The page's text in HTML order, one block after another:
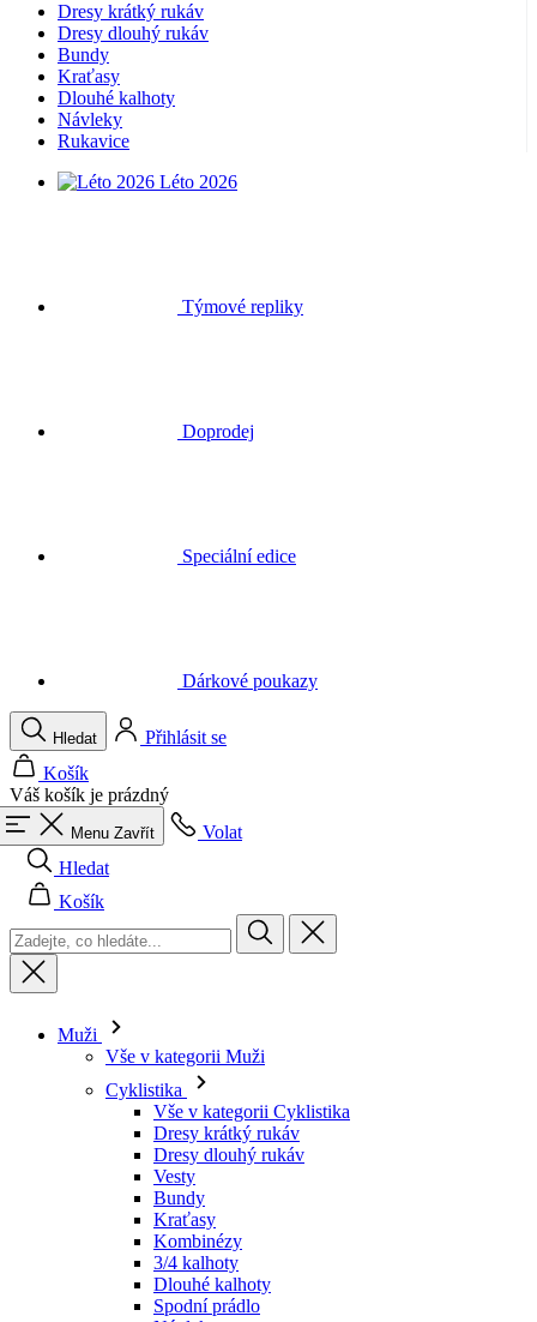
Dresy krátký rukáv
Dresy dlouhý rukáv
Bundy
Kraťasy
Dlouhé kalhoty
Návleky
Rukavice
Léto 2026
Váš košík je prázdný
Menu Zavřít
Volat
Hledat
Košík
Muži
Vše v kategorii Muži
Dresy dlouhý rukáv
Vesty
Bundy
Kraťasy
Kombinézy
3/4 kalhoty
Dlouhé kalhoty
Spodní prádlo
Návleky
Čepice
Rukavice
Ponožky
Doplňky